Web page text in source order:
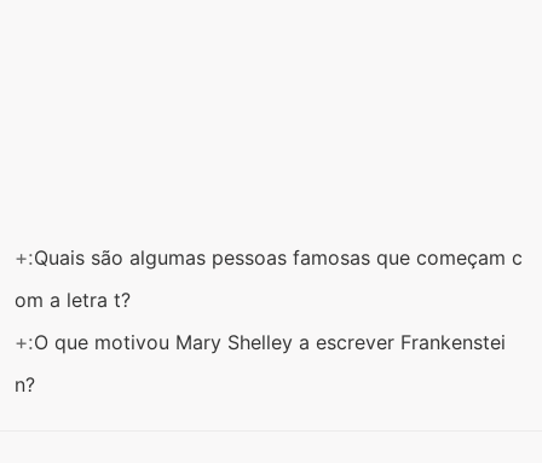
+:Quais são algumas pessoas famosas que começam c
om a letra t?
+:O que motivou Mary Shelley a escrever Frankenstei
n?